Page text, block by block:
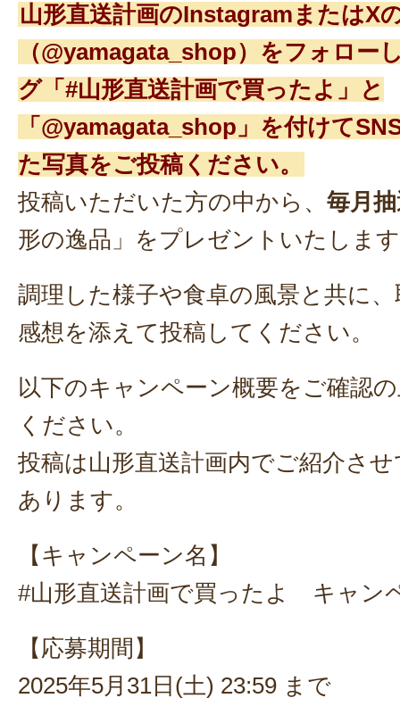
山形直送計画のInstagramまたはX
（@yamagata_shop）をフォロー
グ「#山形直送計画で買ったよ」と
「@yamagata_shop」を付けて
た写真をご投稿ください。
投稿いただいた方の中から、 毎月
形の逸品」をプレゼントいたしま
調理した様子や食卓の風景と共に
感想を添えて投稿してください。
以下のキャンペーン概要をご確認
ください。
投稿は山形直送計画内でご紹介さ
あります。
【キャンペーン名】
#山形直送計画で買ったよ キャン
【応募期間】
2025年5月31日(土) 23:59 まで